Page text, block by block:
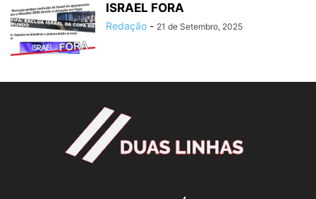
ISRAEL FORA
Redação - 21 de Setembro, 2025